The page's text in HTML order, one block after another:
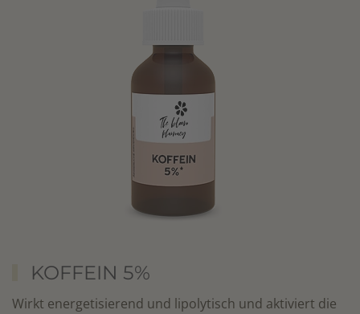
KOFFEIN 5%
Wirkt energetisierend und lipolytisch und aktiviert die